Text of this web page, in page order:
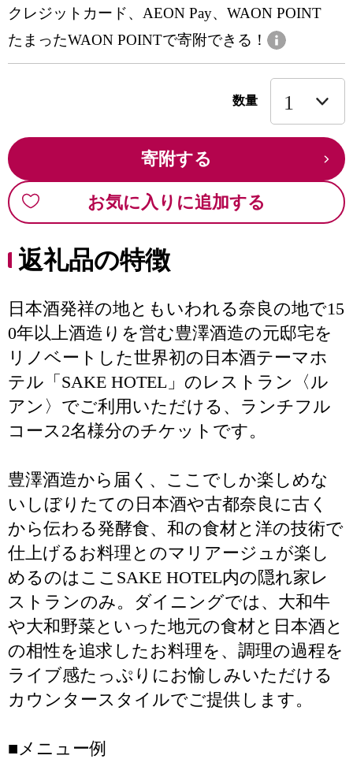
クレジットカード、AEON Pay、WAON POINT
たまったWAON POINTで寄附できる！
数量
寄附する
お気に入りに追加する
返礼品の特徴
日本酒発祥の地ともいわれる奈良の地で15
0年以上酒造りを営む豊澤酒造の元邸宅を
リノベートした世界初の日本酒テーマホ
テル「SAKE HOTEL」のレストラン〈ル
アン〉でご利用いただける、ランチフル
コース2名様分のチケットです。
豊澤酒造から届く、ここでしか楽しめな
いしぼりたての日本酒や古都奈良に古く
から伝わる発酵食、和の食材と洋の技術で
仕上げるお料理とのマリアージュが楽し
めるのはここSAKE HOTEL内の隠れ家レ
ストランのみ。ダイニングでは、大和牛
や大和野菜といった地元の食材と日本酒と
の相性を追求したお料理を、調理の過程を
ライブ感たっぷりにお愉しみいただける
カウンタースタイルでご提供します。
■メニュー例